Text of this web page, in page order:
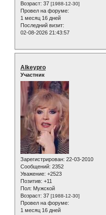
Возраст: 37 [1988-12-30]
Провел на форуме:
1 месяц 16 дней
Последний визит:
02-08-2026 21:43:57
Alkeypro
Участник
Зарегистрирован: 22-03-2010
Сообщений: 2352
Уважение: +2523
Позитив: +11
Пол: Мужской
Возраст: 37 [1988-12-30]
Провел на форуме:
1 месяц 16 дней